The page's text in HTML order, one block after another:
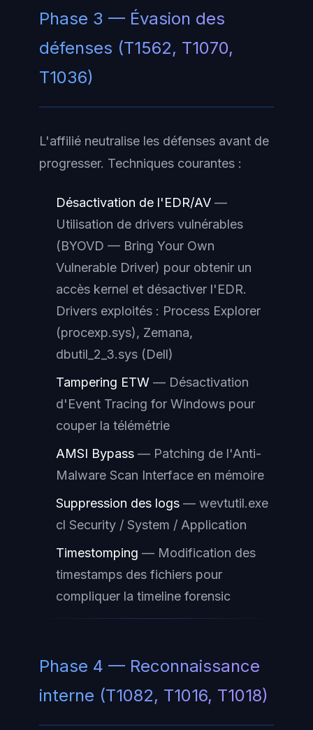
Phase 3 — Évasion des
défenses (T1562, T1070,
T1036)
L'affilié neutralise les défenses avant de
progresser. Techniques courantes :
Désactivation de l'EDR/AV —
Utilisation de drivers vulnérables
(BYOVD — Bring Your Own
Vulnerable Driver) pour obtenir un
accès kernel et désactiver l'EDR.
Drivers exploités : Process Explorer
(procexp.sys), Zemana,
dbutil_2_3.sys (Dell)
Tampering ETW — Désactivation
d'Event Tracing for Windows pour
couper la télémétrie
AMSI Bypass — Patching de l'Anti-
Malware Scan Interface en mémoire
Suppression des logs — wevtutil.exe
cl Security / System / Application
Timestomping — Modification des
timestamps des fichiers pour
compliquer la timeline forensic
Phase 4 — Reconnaissance
interne (T1082, T1016, T1018)